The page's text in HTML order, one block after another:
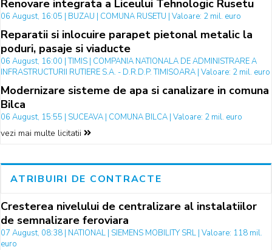
Renovare integrata a Liceului Tehnologic Rusetu
06 August, 16:05 | BUZAU | COMUNA RUSETU | Valoare: 2 mil. euro
Reparatii si inlocuire parapet pietonal metalic la
poduri, pasaje si viaducte
06 August, 16:00 | TIMIS | COMPANIA NATIONALA DE ADMINISTRARE A
INFRASTRUCTURII RUTIERE S.A. - D.R.D.P. TIMISOARA | Valoare: 2 mil. euro
Modernizare sisteme de apa si canalizare in comuna
Bilca
06 August, 15:55 | SUCEAVA | COMUNA BILCA | Valoare: 2 mil. euro
vezi mai multe licitatii
ATRIBUIRI DE CONTRACTE
Cresterea nivelului de centralizare al instalatiilor
de semnalizare feroviara
07 August, 08:38 | NATIONAL | SIEMENS MOBILITY SRL | Valoare: 118 mil.
euro